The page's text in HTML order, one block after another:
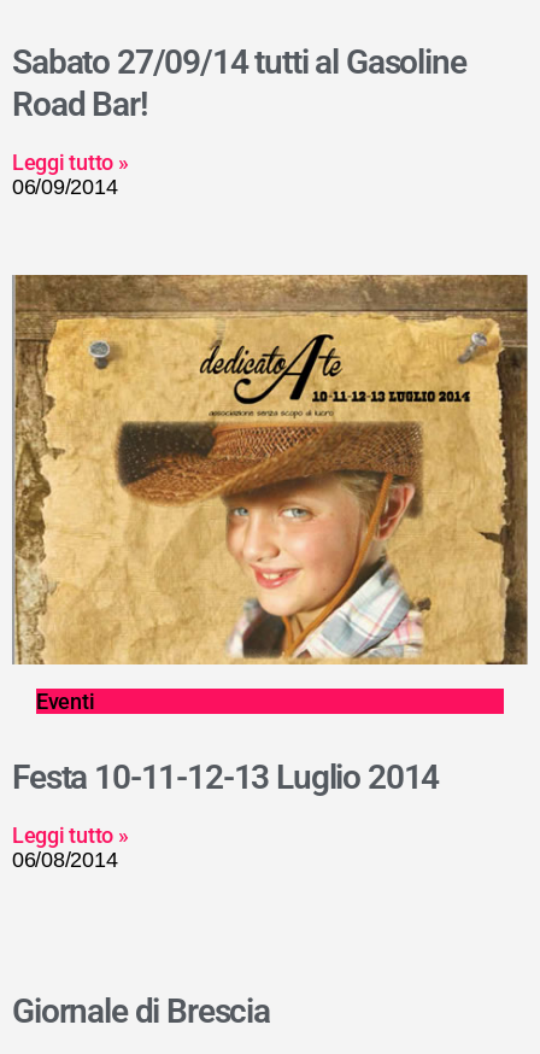
Sabato 27/09/14 tutti al Gasoline
Road Bar!
Leggi tutto »
06/09/2014
Eventi
Festa 10-11-12-13 Luglio 2014
Leggi tutto »
06/08/2014
Giornale di Brescia